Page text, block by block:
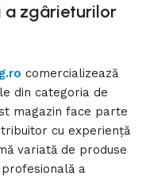
a zgârieturilor
comercializează
din categoria de
magazin face parte
cu experiență
variată de produse
a